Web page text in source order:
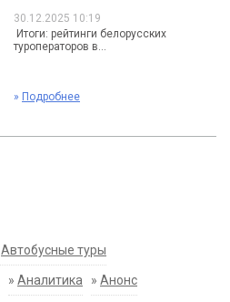
30.12.2025 10:19
Итоги: рейтинги белорусских
туроператоров в...
» Подробнее
Автобусные туры
» Аналитика » Анонс